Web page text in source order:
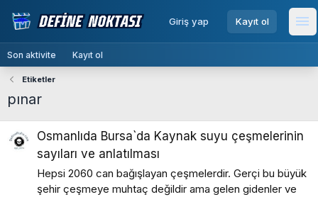
Giriş yap Kayıt ol menu
Son aktivite Kayıt ol
Etiketler
pınar
Osmanlıda Bursa`da Kaynak suyu çeşmelerinin
sayıları ve anlatılması
Hepsi 2060 can bağışlayan çeşmelerdir. Gerçi bu büyük
şehir çeşmeye muhtaç değildir ama gelen gidenler ve